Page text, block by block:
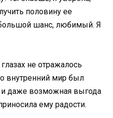
половину ее
шанс, любимый. Я
не отражалось
внутренний мир был
даже возможная выгода
ему радости.